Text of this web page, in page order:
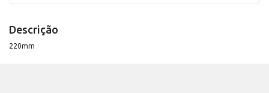
Descrição
220mm